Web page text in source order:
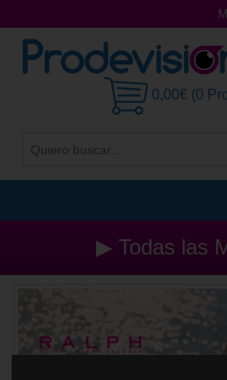
0,00€ (0
Gafas
Gafas
Gafas
▶ Todas las